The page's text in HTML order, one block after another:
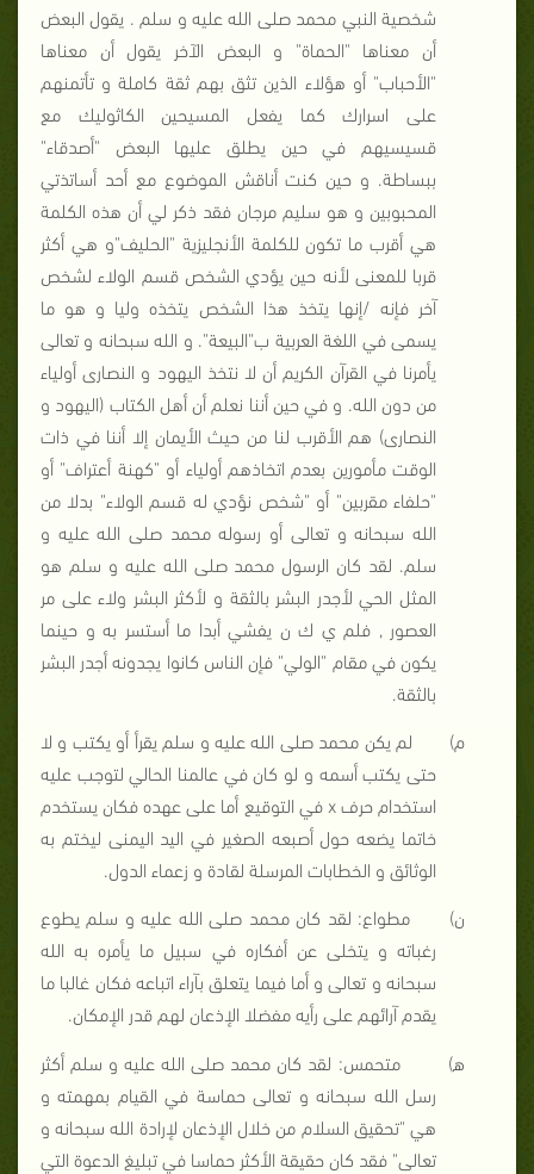
شخصية النبي محمد صلى الله عليه و سلم
يقول البعض
أن معناها "الحماة" و البعض الآخر يقول أن معناها
"الأحباب" أو هؤلاء الذين تثق بهم ثقة كاملة و تأتمنهم
على اسرارك كما يفعل المسيحين الكاثوليك مع
قسيسيهم في حين يطلق عليها البعض "أصدقاء"
ببساطة. و حين كنت أناقش الموضوع مع أحد أساتذتي
المحبوبين و هو سليم مرجان فقد ذكر لي أن هذه الكلمة
هي أقرب ما تكون للكلمة الأنجليزية "الحليف"و هي أكثر
قربا للمعنى لأنه حين يؤدي الشخص قسم الولاء لشخص
آخر فإنه /إنها يتخذ هذا الشخص يتخذه وليا و هو ما
يسمى في اللغة العربية ب"البيعة". و الله سبحانه و تعالى
يأمرنا في القرآن الكريم أن لا نتخذ اليهود و النصارى أولياء
من دون الله. و في حين أننا نعلم أن أهل الكتاب (اليهود و
النصارى) هم الأقرب لنا من حيث الأيمان إلا أننا في ذات
الوقت مأمورين بعدم اتخاذهم أولياء أو "كهنة أعتراف" أو
"حلفاء مقربين" أو "شخص نؤدي له قسم الولاء" بدلا من
الله سبحانه و تعالى أو رسوله محمد صلى الله عليه و
سلم. لقد كان الرسول محمد صلى الله عليه و سلم هو
المثل الحي لأجدر البشر بالثقة و لأكثر البشر ولاء على مر
العصور , فلم ي ك ن يفشي أبدا ما أستسر به و حينما
يكون في مقام "الولي" فإن الناس كانوا يجدونه أجدر البشر
بالثقة.
م‌) لم يكن محمد صلى الله عليه و سلم يقرأ أو يكتب و لا
حتى يكتب أسمه و لو كان في عالمنا الحالي لتوجب عليه
استخدام حرفx في التوقيع أما على عهده فكان يستخدم
خاتما يضعه حول أصبعه الصغير في اليد اليمنى ليختم به
الوثائق و الخطابات المرسلة لقادة و زعماء الدول.
ن‌) مطواع: لقد كان محمد صلى الله عليه و سلم يطوع
رغباته و يتخلى عن أفكاره في سبيل ما يأمره به الله
سبحانه و تعالى و أما فيما يتعلق بآراء اتباعه فكان غالبا ما
يقدم آرائهم على رأيه مفضلا الإذعان لهم قدر الإمكان.
ه‌)متحمس: لقد كان محمد صلى الله عليه و سلم أكثر
رسل الله سبحانه و تعالى حماسة في القيام بمهمته و
هي "تحقيق السلام من خلال الإذعان لإرادة الله سبحانه و
تعالى" فقد كان حقيقة الأكثر حماسا في تبليغ الدعوة التي